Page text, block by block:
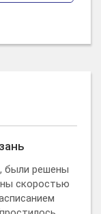
были решены
скоростью